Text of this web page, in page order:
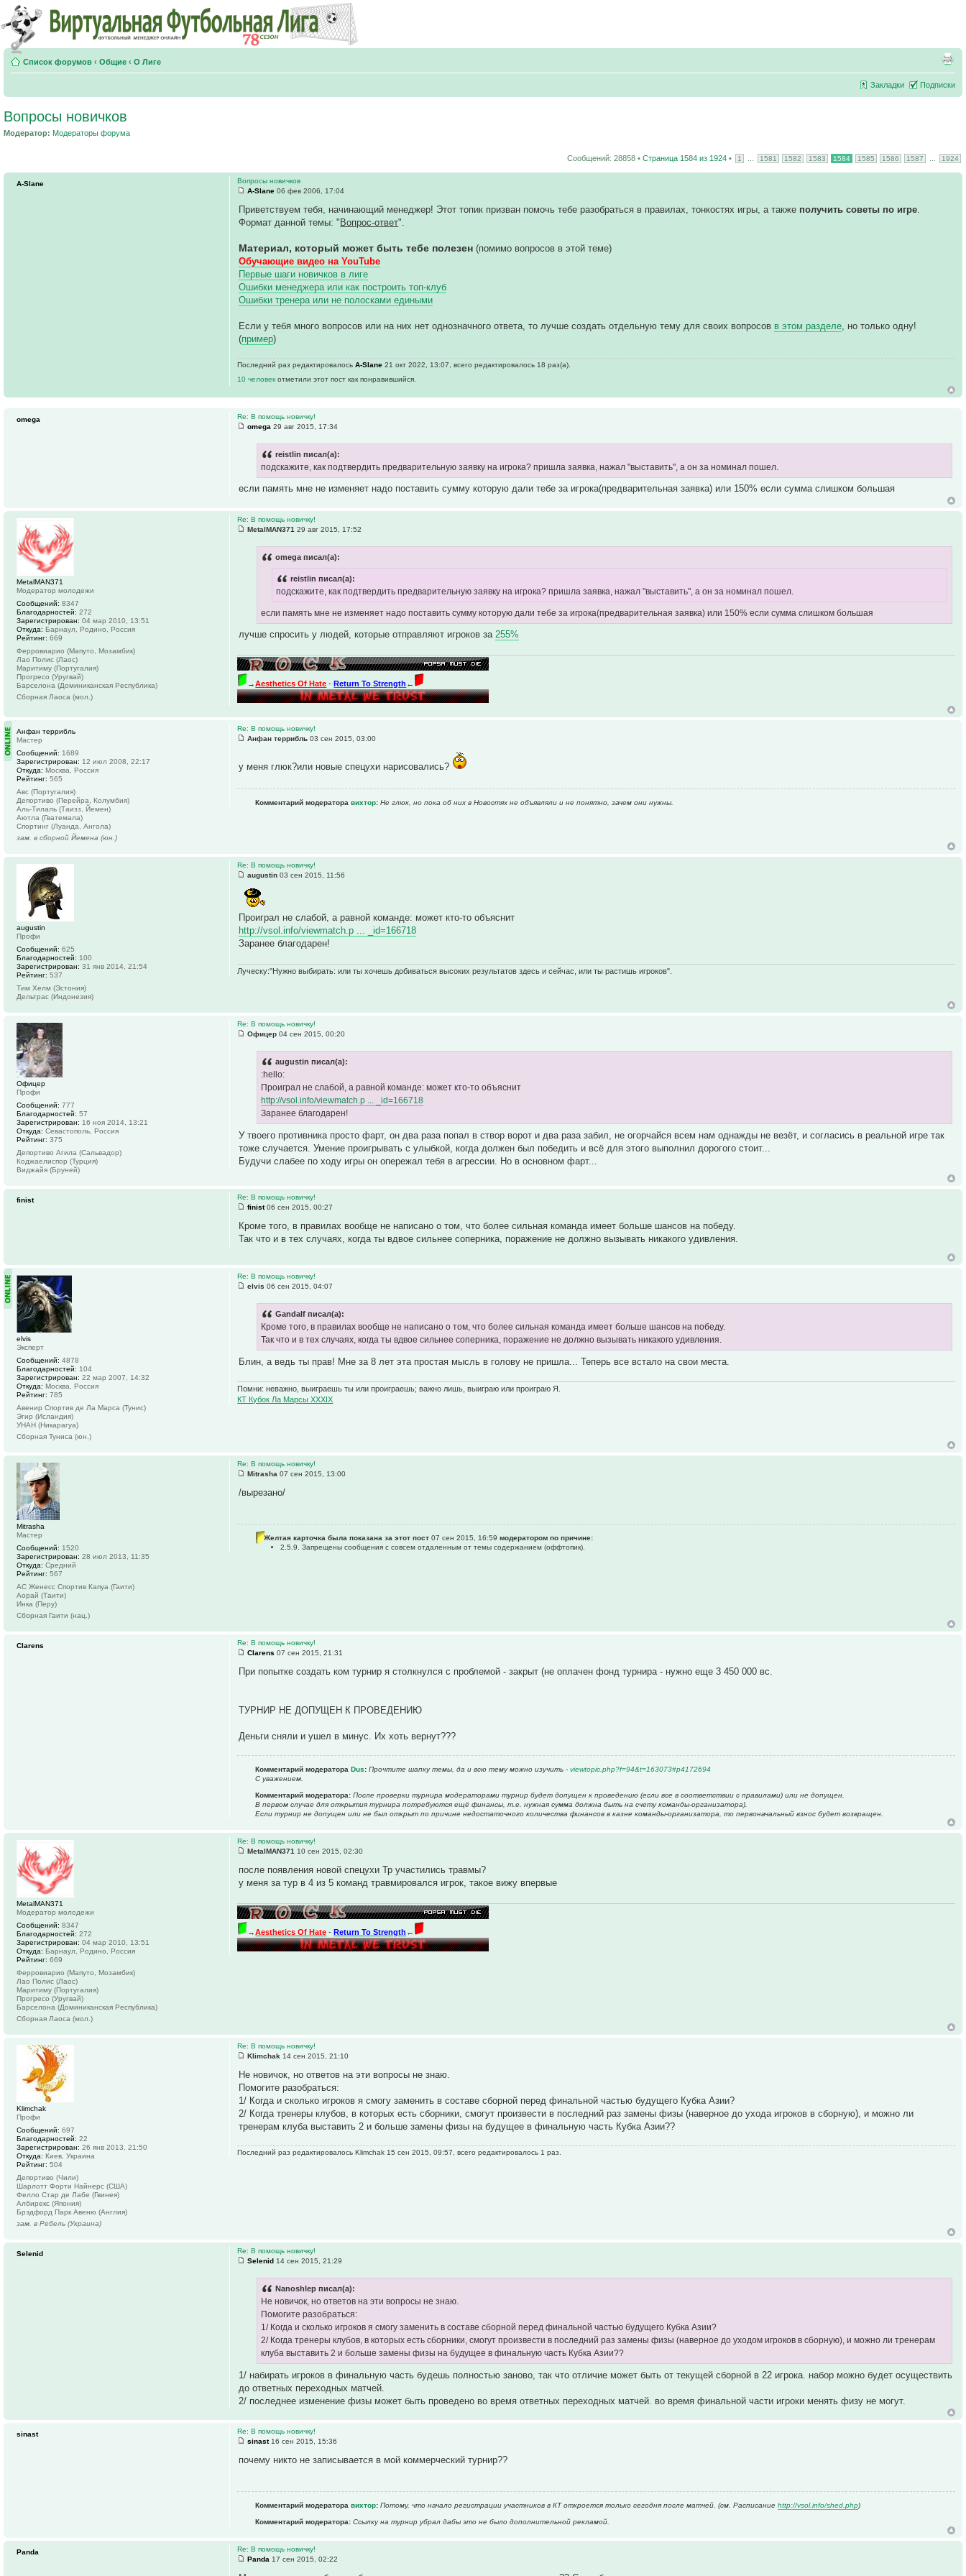
Список форумов ‹ Общие ‹ О Лиге
Закладки Подписки
Вопросы новичков
Модератор: Модераторы форума
Сообщений: 28858 • Страница 1584 из 1924 • 1 1581 1582 1583 1584 1585 1586 1587 1924
Вопросы новичков
A-Slane 06 фев 2006, 17:04
Приветствуем тебя, начинающий менеджер! Этот топик призван помочь тебе разобраться в правилах, тонкостях игры, а также получить советы по игре
Формат данной темы: "Вопрос-ответ".
Материал, который может быть тебе полезен (помимо вопросов в этой теме)
Обучающие видео на YouTube
Первые шаги новичков в лиге
Ошибки менеджера или как построить топ-клуб
Ошибки тренера или не полосками едиными
Если у тебя много вопросов или на них нет однозначного ответа, то лучше создать отдельную тему для своих вопросов в этом разделе , но только одну!
(пример)
Последний раз редактировалосьA-Slane 21 окт 2022, 13:07, всего редактировалось 18 раз(а).
10 человекотметили этот пост как понравившийся.
A-Slane
Re: В помощь новичку!
omega 29 авг 2015, 17:34
reistlin писал(а):
подскажите, как подтвердить предварительную заявку на игрока? пришла заявка, нажал "выставить", а он за номинал пошел.
если память мне не изменяет надо поставить сумму которую дали тебе за игрока(предварительная заявка) или 150% если сумма слишком большая
omega
Re: В помощь новичку!
MetalMAN371 29 авг 2015, 17:52
omega писал(а):
reistlin писал(а):
подскажите, как подтвердить предварительную заявку на игрока? пришла заявка, нажал "выставить", а он за номинал пошел.
если память мне не изменяет надо поставить сумму которую дали тебе за игрока(предварительная заявка) или 150% если сумма слишком большая
лучше спросить у людей, которые отправляют игроков за255%
→Aesthetics Of Hate -Return To Strength ←
MetalMAN371
Модератор молодежи
Сообщений: 8347
Благодарностей: 272
Зарегистрирован: 04 мар 2010, 13:51
Откуда: Барнаул, Родино, Россия
Рейтинг: 669
Ферровиарио (Мапуто, Мозамбик)
Лао Полис (Лаос)
Маритиму (Португалия)
Прогресо (Уругвай)
Барселона (Доминиканская Республика)
Сборная Лаоса (мол.)
Re: В помощь новичку!
Анфан террибль 03 сен 2015, 03:00
у меня глюк?или новые спецухи нарисовались?
Комментарий модераторавихтор: Не глюк, но пока об них в Новостях не объявляли и не понятно, зачем они нужны.
Анфан террибль
Мастер
Сообщений: 1689
Зарегистрирован: 12 июл 2008, 22:17
Откуда: Москва, Россия
Рейтинг: 565
Авс (Португалия)
Депортиво (Перейра, Колумбия)
Аль-Тилаль (Таизз, Йемен)
Аютла (Гватемала)
Спортинг (Луанда, Ангола)
зам. в сборной Йемена (юн.)
Re: В помощь новичку!
augustin 03 сен 2015, 11:56
Проиграл не слабой, а равной команде: может кто-то объяснит
http://vsol.info/viewmatch.p ... _id=166718
Заранее благодарен!
Луческу:"Нужно выбирать: или ты хочешь добиваться высоких результатов здесь и сейчас, или ты растишь игроков".
augustin
Профи
Сообщений: 625
Благодарностей: 100
Зарегистрирован: 31 янв 2014, 21:54
Рейтинг: 537
Тим Хелм (Эстония)
Дельтрас (Индонезия)
Re: В помощь новичку!
Офицер 04 сен 2015, 00:20
augustin писал(а):
:hello:
Проиграл не слабой, а равной команде: может кто-то объяснит
http://vsol.info/viewmatch.p ... _id=166718
Заранее благодарен!
У твоего противника просто фарт, он два раза попал в створ ворот и два раза забил, не огорчайся всем нам однажды не везёт, и согласись в реальной игре так
тоже случается. Умение проигрывать с улыбкой, когда должен был победить и всё для этого выполнил дорогого стоит...
Будучи слабее по ходу игры он опережал тебя в агрессии. Но в основном фарт...
Офицер
Профи
Сообщений: 777
Благодарностей: 57
Зарегистрирован: 16 ноя 2014, 13:21
Откуда: Севастополь, Россия
Рейтинг: 375
Депортиво Агила (Сальвадор)
Коджаелиспор (Турция)
Виджайя (Бруней)
Re: В помощь новичку!
finist06 сен 2015, 00:27
Кроме того, в правилах вообще не написано о том, что более сильная команда имеет больше шансов на победу.
Так что и в тех случаях, когда ты вдвое сильнее соперника, поражение не должно вызывать никакого удивления.
finist
Re: В помощь новичку!
elvis 06 сен 2015, 04:07
Gandalf писал(а):
Кроме того, в правилах вообще не написано о том, что более сильная команда имеет больше шансов на победу.
Так что и в тех случаях, когда ты вдвое сильнее соперника, поражение не должно вызывать никакого удивления.
Блин, а ведь ты прав! Мне за 8 лет эта простая мысль в голову не пришла... Теперь все встало на свои места.
Помни: неважно, выиграешь ты или проиграешь; важно лишь, выиграю или проиграю Я.
КТ Кубок Ла Марсы XXXIX
elvis
Эксперт
Сообщений: 4878
Благодарностей: 104
Зарегистрирован: 22 мар 2007, 14:32
Откуда: Москва, Россия
Рейтинг: 785
Авенир Спортив де Ла Марса (Тунис)
Эгир (Исландия)
УНАН (Никарагуа)
Сборная Туниса (юн.)
Re: В помощь новичку!
Mitrasha 07 сен 2015, 13:00
/вырезано/
Желтая карточка была показана за этот пост07 сен 2015, 16:59 модератором по причине:
2.5.9. Запрещены сообщения с совсем отдаленным от темы содержанием (оффтопик).
Mitrasha
Мастер
Сообщений: 1520
Зарегистрирован: 28 июл 2013, 11:35
Откуда: Средний
Рейтинг: 567
АС Женесс Спортив Капуа (Гаити)
Аорай (Таити)
Инка (Перу)
Сборная Гаити (нац.)
Re: В помощь новичку!
Clarens 07 сен 2015, 21:31
При попытке создать ком турнир я столкнулся с проблемой - закрыт (не оплачен фонд турнира - нужно еще 3 450 000 вс.
ТУРНИР НЕ ДОПУЩЕН К ПРОВЕДЕНИЮ
Деньги сняли и ушел в минус. Их хоть вернут???
Комментарий модератораDus: Прочтите шапку темы, да и всю тему можно изучить -viewtopic.php?f=94&t=163073#p4172694
С уважением.
Комментарий модератора: После проверки турнира модераторами турнир будет допущен к проведению (если все в соответствии с правилами) или не допущен.
В первом случае для открытия турнира потребуются ещё финансы, т.е. нужная сумма должна быть на счету команды-организатора).
Если турнир не допущен или не был открыт по причине недостаточного количества финансов в казне команды-организатора, то первоначальный взнос будет возвращен.
Clarens
Re: В помощь новичку!
MetalMAN371 10 сен 2015, 02:30
после появления новой спецухи Тр участились травмы?
у меня за тур в 4 из 5 команд травмировался игрок, такое вижу впервые
→Aesthetics Of Hate -Return To Strength ←
MetalMAN371
Модератор молодежи
Сообщений: 8347
Благодарностей: 272
Зарегистрирован: 04 мар 2010, 13:51
Откуда: Барнаул, Родино, Россия
Рейтинг: 669
Ферровиарио (Мапуто, Мозамбик)
Лао Полис (Лаос)
Маритиму (Португалия)
Прогресо (Уругвай)
Барселона (Доминиканская Республика)
Сборная Лаоса (мол.)
Re: В помощь новичку!
Klimchak 14 сен 2015, 21:10
Не новичок, но ответов на эти вопросы не знаю.
Помогите разобраться:
1/ Когда и сколько игроков я смогу заменить в составе сборной перед финальной частью будущего Кубка Азии?
2/ Когда тренеры клубов, в которых есть сборники, смогут произвести в последний раз замены физы (наверное до ухода игроков в сборную), и можно ли
тренерам клуба выставить 2 и больше замены физы на будущее в финальную часть Кубка Азии??
Последний раз редактировалось Klimchak 15 сен 2015, 09:57, всего редактировалось 1 раз.
Klimchak
Профи
Сообщений: 697
Благодарностей: 22
Зарегистрирован: 26 янв 2013, 21:50
Откуда: Киев, Украина
Рейтинг: 504
Депортиво (Чили)
Шарлотт Форти Найнерс (США)
Фелло Стар де Лабе (Гвинея)
Албирекс (Япония)
Брэдфорд Парк Авеню (Англия)
зам. в Ребель (Украина)
Re: В помощь новичку!
Selenid 14 сен 2015, 21:29
Nanoshlep писал(а):
Не новичок, но ответов на эти вопросы не знаю.
Помогите разобраться:
1/ Когда и сколько игроков я смогу заменить в составе сборной перед финальной частью будущего Кубка Азии?
2/ Когда тренеры клубов, в которых есть сборники, смогут произвести в последний раз замены физы (наверное до уходом игроков в сборную), и можно ли тренерам
клуба выставить 2 и больше замены физы на будущее в финальную часть Кубка Азии??
1/ набирать игроков в финальную часть будешь полностью заново, так что отличие может быть от текущей сборной в 22 игрока. набор можно будет осуществить
до ответных переходных матчей.
2/ последнее изменение физы может быть проведено во время ответных переходных матчей. во время финальной части игроки менять физу не могут.
Selenid
Re: В помощь новичку!
sinast16 сен 2015, 15:36
почему никто не записывается в мой коммерческий турнир??
Комментарий модераторавихтор: Потому, что начало регистрации участников в КТ откроется только сегодня после матчей. (см. Расписаниеhttp://vsol.info/shed.php)
Комментарий модератора: Ссылку на турнир убрал дабы это не было дополнительной рекламой.
sinast
Re: В помощь новичку!
Panda 17 сен 2015, 02:22
Panda